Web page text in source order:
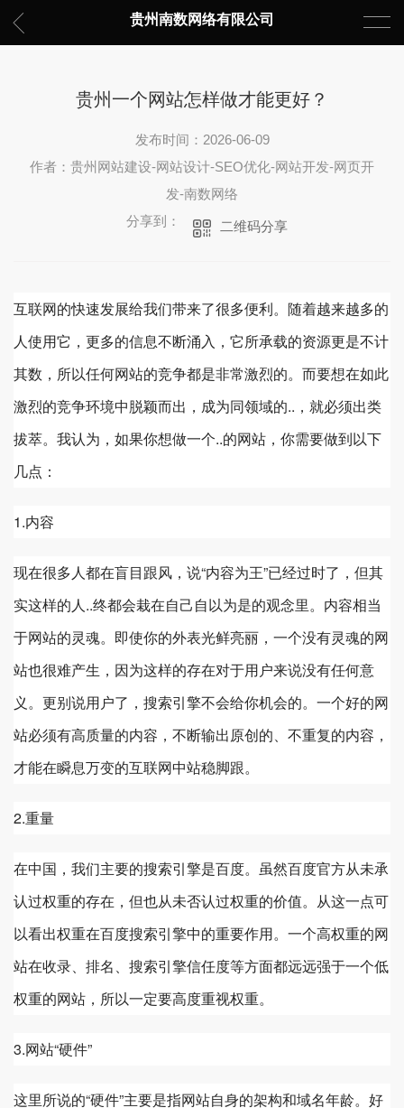
贵州南数网络有限公司
贵州一个网站怎样做才能更好？
发布时间：2026-06-09
作者：贵州网站建设-网站设计-SEO优化-网站开发-网页开
发-南数网络
分享到：
二维码分享
互联网的快速发展给我们带来了很多便利。随着越来越多的
人使用它，更多的信息不断涌入，它所承载的资源更是不计
其数，所以任何网站的竞争都是非常激烈的。而要想在如此
激烈的竞争环境中脱颖而出，成为同领域的..，就必须出类
拔萃。我认为，如果你想做一个..的网站，你需要做到以下
几点：
1.内容
现在很多人都在盲目跟风，说“内容为王”已经过时了，但其
实这样的人..终都会栽在自己自以为是的观念里。内容相当
于网站的灵魂。即使你的外表光鲜亮丽，一个没有灵魂的网
站也很难产生，因为这样的存在对于用户来说没有任何意
义。更别说用户了，搜索引擎不会给你机会的。一个好的网
站必须有高质量的内容，不断输出原创的、不重复的内容，
才能在瞬息万变的互联网中站稳脚跟。
2.重量
在中国，我们主要的搜索引擎是百度。虽然百度官方从未承
认过权重的存在，但也从未否认过权重的价值。从这一点可
以看出权重在百度搜索引擎中的重要作用。一个高权重的网
站在收录、排名、搜索引擎信任度等方面都远远强于一个低
权重的网站，所以一定要高度重视权重。
3.网站“硬件”
这里所说的“硬件”主要是指网站自身的架构和域名年龄。好